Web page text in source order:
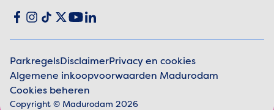
Social media
Facebook
Instagram
TikTok
X YouTube
LinkedIn
Juridische informatie
ParkregelsDisclaimerPrivacy en cookies
Algemene inkoopvoorwaarden Madurodam
Cookies beheren
Copyright © Madurodam 2026